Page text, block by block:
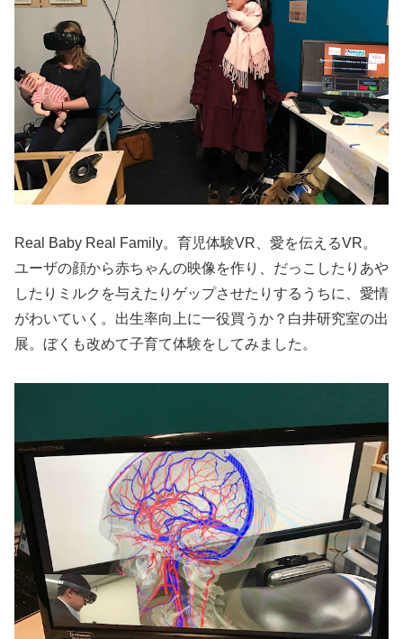
Real Baby Real Family。育児体験VR、愛を伝えるVR。
ユーザの顔から赤ちゃんの映像を作り、だっこしたりあや
したりミルクを与えたりゲップさせたりするうちに、愛情
がわいていく。出生率向上に一役買うか？白井研究室の出
展。ぼくも改めて子育て体験をしてみました。